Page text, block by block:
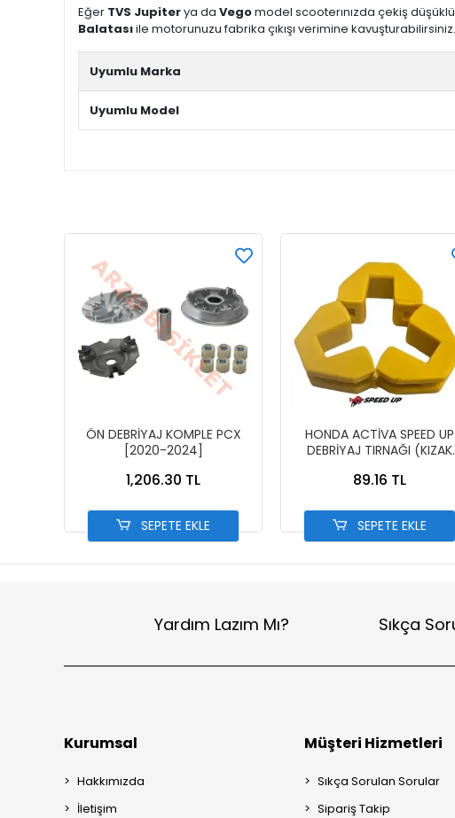
Eğer TVS Jupiterya da Vegomodel scooterınızda çekiş
Balatasıile motorunuzu fabrika çıkışı verimine kavuşturabilirsiniz.
Uyumlu Marka
Uyumlu Model
ÖN DEBRİYAJ KOMPLE PCX
[2020-2024]
1,206.30 TL
SEPETE EKLE
HONDA ACTİVA SPEED UP
DEBRİYAJ TIRNAĞI (KIZAK
89.16 TL
SEPETE EKLE
Yardım Lazım Mı? Sıkça
Kurumsal
Hakkımızda
İletişim
Müşteri Hizmetleri
Sıkça Sorulan Sorular
Sipariş Takip